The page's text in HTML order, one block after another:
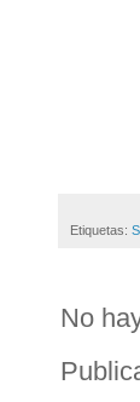
Etiquetas:
No